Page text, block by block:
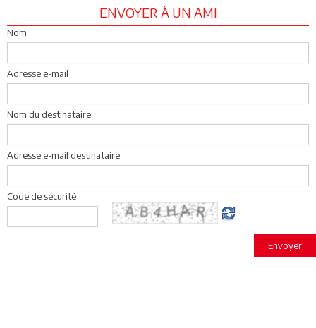
ENVOYER À UN AMI
Nom
Adresse e-mail
Nom du destinataire
Adresse e-mail destinataire
Code de sécurité
Envoyer